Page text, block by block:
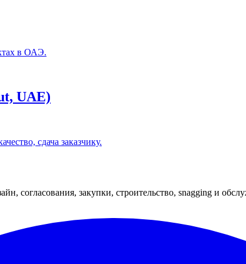
в ОАЭ.
UAE)
сдача заказчику.
согласования, закупки, строительство, snagging и